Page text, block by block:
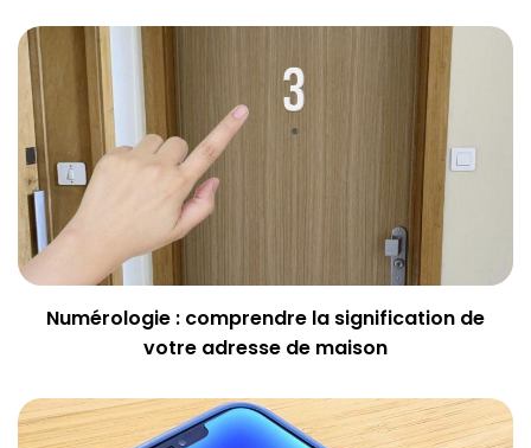
Numérologie : comprendre la signification de
votre adresse de maison